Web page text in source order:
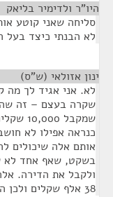
היו"ר ולדימיר בליאק
סליחה שאני קוטע
לא הבנתי כיצד בעל
ינון אזולאי (ש"ס)
לא. אני אגיד לך מה
שקרה בעצם – זה
כנראה אפילו לא
בשקט, שאף אחד לא
ולקבל את הדירה.
38 אלף שקלים ולכן הם הלכו להתמודד במקומות האלה.